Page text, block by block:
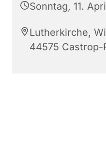
Sonntag, 11.
Lutherkirche,
44575 Castrop-